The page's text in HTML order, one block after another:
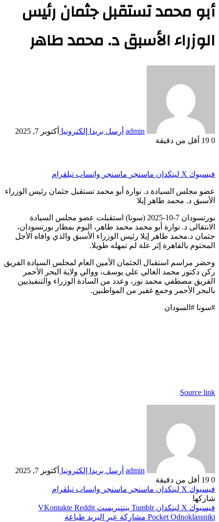
أبو محمد تستقبل جثمان رئيس
الوزراء الأسبق د. محمد طاهر
admin أرسل بريدا إلكترونيا أكتوبر 7, 2025
0
أقل من دقيقة
فيسبوك ‫X لينكدإن ماسنجر ماسنجر واتساب تيلقرام
عضو مجلس السيادة د. نوارة أبو محمد تستقبل جثمان رئيس الوزراء
الأسبق د. محمد طاهر إيلا
بورتسودان 7-10-2025 (سونا) استقبلت عضو مجلس السيادة
الانتقالى د. نوارة أبو محمد محمد طاهر، اليوم بمطار بورتسودان،
جثمان د.محمد طاهر إيلا رئيس الوزراء الأسبق والذي وافاه الأجل
المحتوم بالقاهرة إثر علة لم تمهله طويلا.
وحضر مراسم استقبال الجثمان الأمين العام لمجلس السيادة الفريق
ركن دكتور محمد الغالي علي يوسف، ووالي ولاية البحر الأحمر
الفريق مصطفي محمد نور، وعدد من السادة الوزراء والتنفيذيين
بالبحر الأحمر وجمع غفير من المواطنين.
#سونا #السودان
Source link
admin أرسل بريدا إلكترونيا أكتوبر 7, 2025
0
أقل من دقيقة
فيسبوك ‫X لينكدإن ماسنجر ماسنجر واتساب تيلقرام
شاركها
فيسبوك ‫X لينكدإن بينتيريست
Odnoklassniki
‫Pocket مشاركة عبر البريد طباعة